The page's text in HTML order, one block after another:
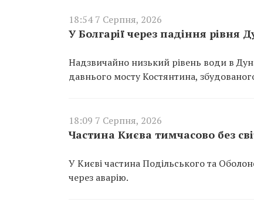
18:54 7 Серпня, 2026
У Болгарії через падіння рівня
Надзвичайно низький рівень води в
давнього мосту Костянтина,
18:09 7 Серпня, 2026
Частина Києва тимчасово без
У Києві частина Подільського та
через аварію.